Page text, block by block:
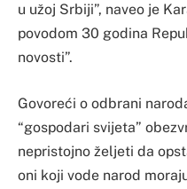
u užoj Srbiji”, naveo je
povodom 30 godina
novosti”.
Govoreći o odbrani
“gospodari svijeta”
nepristojno željeti da
oni koji vode narod